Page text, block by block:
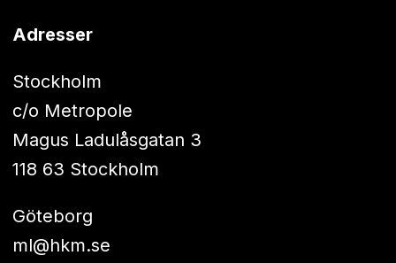
Adresser
Stockholm
c/o Metropole
Magus Ladulåsgatan 3
118 63 Stockholm
Göteborg
ml@hkm.se